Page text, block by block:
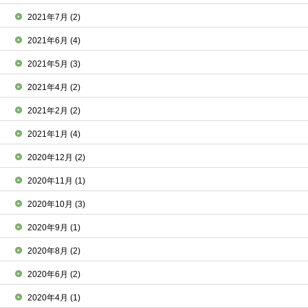
2021年7月(2)
2021年6月(4)
2021年5月(3)
2021年4月(2)
2021年2月(2)
2021年1月(4)
2020年12月(2)
2020年11月(1)
2020年10月(3)
2020年9月(1)
2020年8月(2)
2020年6月(2)
2020年4月(1)